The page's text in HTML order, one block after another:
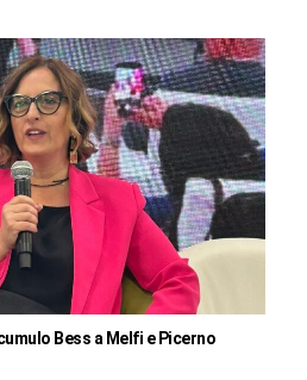
Bess a Melfi e Picerno